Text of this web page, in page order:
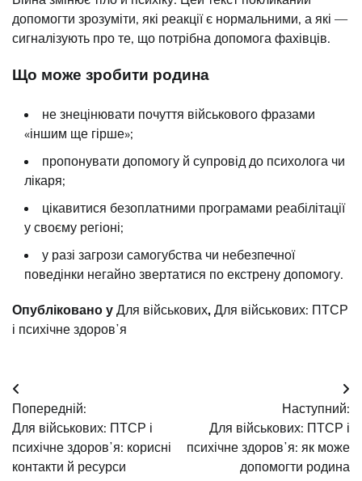
допомогти зрозуміти, які реакції є нормальними, а які —
сигналізують про те, що потрібна допомога фахівців.
Що може зробити родина
не знецінювати почуття військового фразами
«іншим ще гірше»;
пропонувати допомогу й супровід до психолога чи
лікаря;
цікавитися безоплатними програмами реабілітації
у своєму регіоні;
у разі загрози самогубства чи небезпечної
поведінки негайно звертатися по екстрену допомогу.
Опубліковано у Для військових, Для військових: ПТСР
і психічне здоровʼя
Навігація
записів
Попередній:
Для військових: ПТСР і
психічне здоровʼя: корисні
контакти й ресурси
Наступний:
Для військових: ПТСР і
психічне здоровʼя: як може
допомогти родина